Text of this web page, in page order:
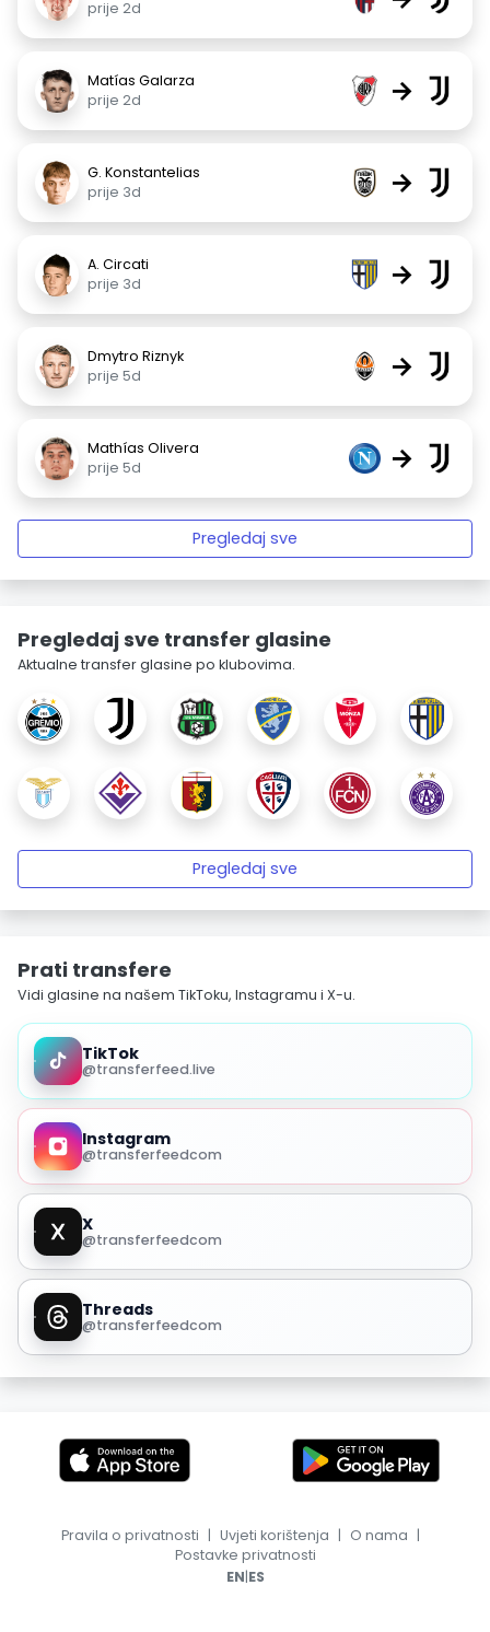
prije 2d
Matías Galarza
prije 2d
→
G. Konstantelias
prije 3d
→
A. Circati
prije 3d
→
Dmytro Riznyk
prije 5d
→
Mathías Olivera
prije 5d
→
Pregledaj sve
Pregledaj sve transfer glasine
Aktualne transfer glasine po klubovima.
Pregledaj sve
Prati transfere
Vidi glasine na našem TikToku, Instagramu i X-u.
TikTok
@transferfeed.live
Instagram
@transferfeedcom
X
@transferfeedcom
Threads
@transferfeedcom
Pravila o privatnosti | Uvjeti korištenja | O nama |
Postavke privatnosti
EN|ES